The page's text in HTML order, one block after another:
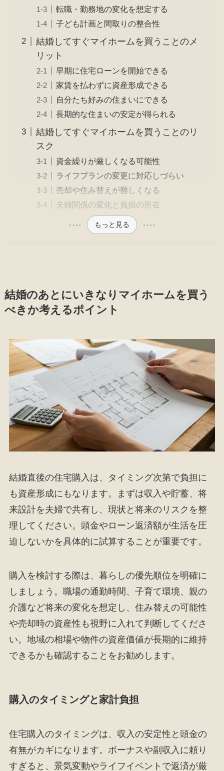
転職・勤務地の変化を想定する
子ども計画と間取りの整合性
結婚してすぐマイホームを買うことのメ
リット
早期に住宅ローンを開始できる
家賃を払わずに資産形成できる
自分たち好みの住まいにできる
長期的な住まいの安定が得られる
結婚してすぐマイホームを買うことのリ
スク
資金繰りが厳しくなる可能性
ライフプランの変更に対応しづらい
売却や住み替えが難しくなる
夫婦関係の変化と負担の所在
もっと見る
結婚のあとにいきなりマイホームを買う
べきか考えるポイント
結婚直後の住宅購入は、タイミング次第で負担に
も資産形成にもなります。まずは収入や貯蓄、将
来設計を夫婦で共有し、現状と将来のリスクを整
理してください。頭金やローン返済額が生活を圧
迫しないかを具体的に試算することが重要です。
購入を検討する際は、暮らしの優先順位を明確に
しましょう。職場の通勤時間、子育て環境、親の
介護など将来の変化を想定し、住み替えの可能性
や売却時の資産性も視野に入れて判断してくださ
い。地域の相場や物件の資産価値が長期的に維持
できるかも確認することをお勧めします。
購入のタイミングと家計負担
住宅購入のタイミングは、収入の安定性と頭金の
有無がカギになります。ボーナスや副収入に頼り
すぎると、景気変動やライフイベントで返済が厳